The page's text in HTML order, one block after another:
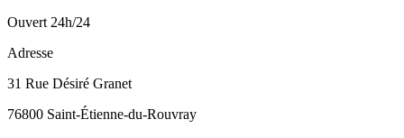
Ouvert 24h/24
Adresse
31 Rue Désiré Granet
76800 Saint-Étienne-du-Rouvray